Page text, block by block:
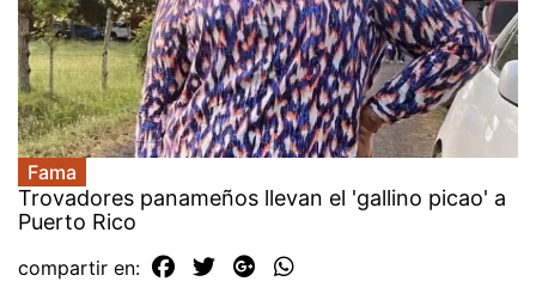
Fama
Trovadores panameños llevan el 'gallino picao' a
Puerto Rico
compartir en: